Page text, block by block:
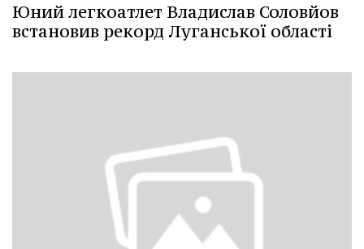
Юний легкоатлет Владислав Соловйов
встановив рекорд Луганської області